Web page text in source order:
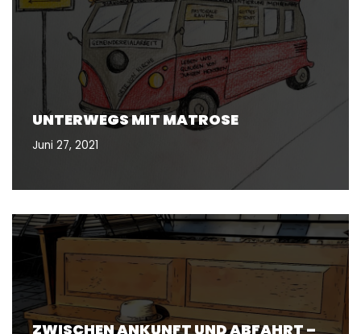
UNTERWEGS MIT MATROSE
Juni 27, 2021
ZWISCHEN ANKUNFT UND ABFAHRT –